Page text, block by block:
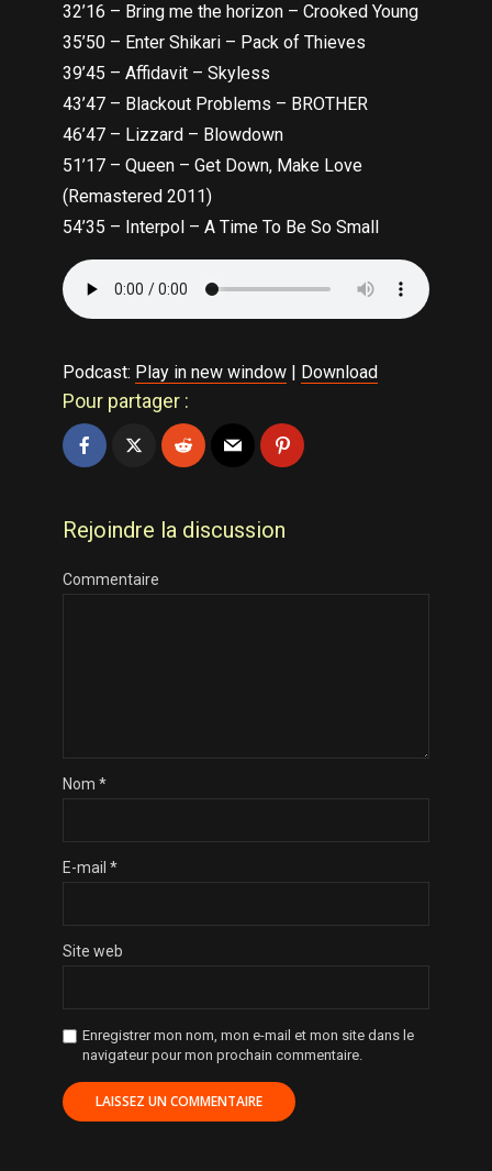
32’16 – Bring me the horizon – Crooked Young
35’50 – Enter Shikari – Pack of Thieves
39’45 – Affidavit – Skyless
43’47 – Blackout Problems – BROTHER
46’47 – Lizzard – Blowdown
51’17 – Queen – Get Down, Make Love
(Remastered 2011)
54’35 – Interpol – A Time To Be So Small
Podcast: Play in new window | Download
Pour partager :
Rejoindre la discussion
Commentaire
Nom *
E-mail *
Site web
Enregistrer mon nom, mon e-mail et mon site dans le
navigateur pour mon prochain commentaire.